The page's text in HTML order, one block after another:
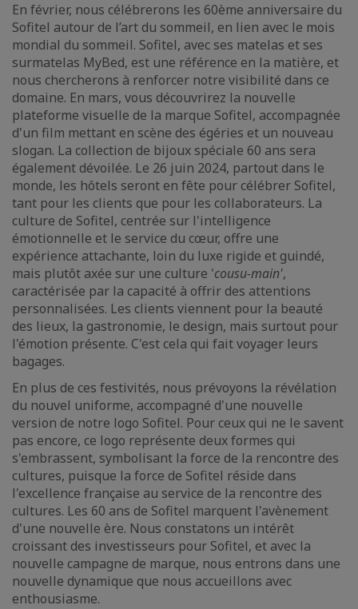
En février, nous célébrerons les 60ème anniversaire du
Sofitel autour de l’art du sommeil, en lien avec le mois
mondial du sommeil. Sofitel, avec ses matelas et ses
surmatelas MyBed, est une référence en la matière, et
nous chercherons à renforcer notre visibilité dans ce
domaine. En mars, vous découvrirez la nouvelle
plateforme visuelle de la marque Sofitel, accompagnée
d'un film mettant en scène des égéries et un nouveau
slogan. La collection de bijoux spéciale 60 ans sera
également dévoilée. Le 26 juin 2024, partout dans le
monde, les hôtels seront en fête pour célébrer Sofitel,
tant pour les clients que pour les collaborateurs. La
culture de Sofitel, centrée sur l'intelligence
émotionnelle et le service du cœur, offre une
expérience attachante, loin du luxe rigide et guindé,
mais plutôt axée sur une culture 'cousu-main',
caractérisée par la capacité à offrir des attentions
personnalisées. Les clients viennent pour la beauté
des lieux, la gastronomie, le design, mais surtout pour
l'émotion présente. C'est cela qui fait voyager leurs
bagages.
En plus de ces festivités, nous prévoyons la révélation
du nouvel uniforme, accompagné d'une nouvelle
version de notre logo Sofitel. Pour ceux qui ne le savent
pas encore, ce logo représente deux formes qui
s'embrassent, symbolisant la force de la rencontre des
cultures, puisque la force de Sofitel réside dans
l'excellence française au service de la rencontre des
cultures. Les 60 ans de Sofitel marquent l'avènement
d'une nouvelle ère. Nous constatons un intérêt
croissant des investisseurs pour Sofitel, et avec la
nouvelle campagne de marque, nous entrons dans une
nouvelle dynamique que nous accueillons avec
enthousiasme.